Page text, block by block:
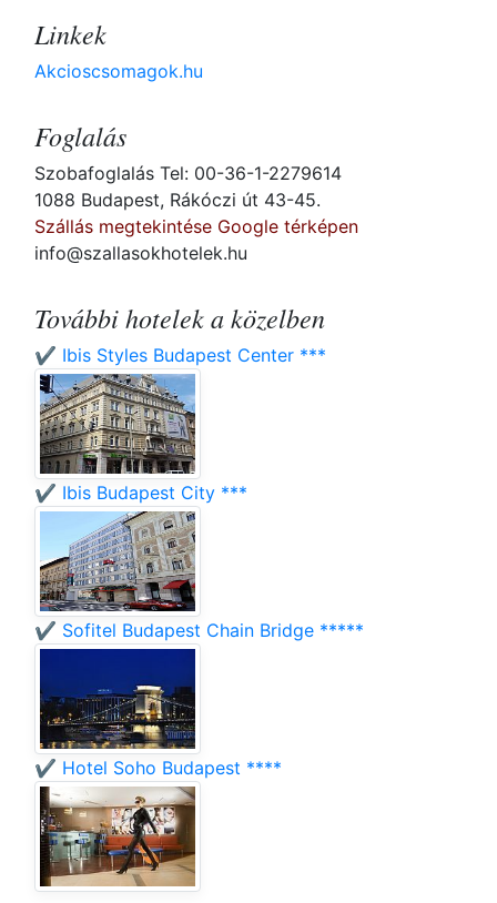
Linkek
Akcioscsomagok.hu
Foglalás
Szobafoglalás Tel: 00-36-1-2279614
1088 Budapest, Rákóczi út 43-45.
Szállás megtekintése Google térképen
info@szallasokhotelek.hu
További hotelek a közelben
✔️ Ibis Styles Budapest Center ***
✔️ Ibis Budapest City ***
✔️ Sofitel Budapest Chain Bridge *****
✔️ Hotel Soho Budapest ****